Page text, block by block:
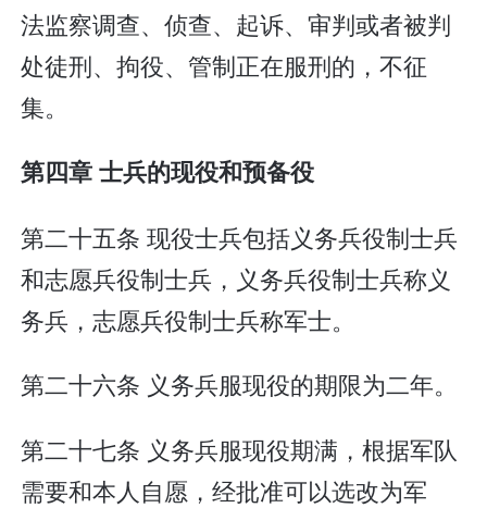
法监察调查、侦查、起诉、审判或者被判
处徒刑、拘役、管制正在服刑的，不征
集。
第四章 士兵的现役和预备役
第二十五条 现役士兵包括义务兵役制士兵
和志愿兵役制士兵，义务兵役制士兵称义
务兵，志愿兵役制士兵称军士。
第二十六条 义务兵服现役的期限为二年。
第二十七条 义务兵服现役期满，根据军队
需要和本人自愿，经批准可以选改为军